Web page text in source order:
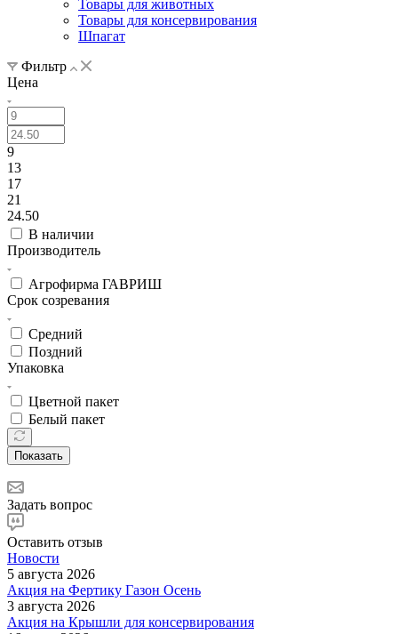
Товары для животных
Товары для консервирования
Шпагат
Фильтр
Цена
9
13
17
21
24.50
В наличии
Производитель
Агрофирма ГАВРИШ
Срок созревания
Средний
Поздний
Упаковка
Цветной пакет
Белый пакет
Показать
Задать вопрос
Оставить отзыв
Новости
5 августа 2026
Акция на Фертику Газон Осень
3 августа 2026
Акция на Крышли для консервирования